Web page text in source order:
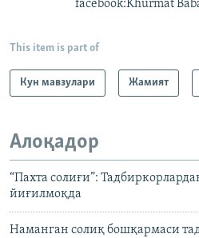
facebook:Khurmat
This item is part of
Кун мавзулари Жамият
Алоқадор
“Пахта солиғи”:
йиғилмоқда
Наманган солиқ бошқармаси